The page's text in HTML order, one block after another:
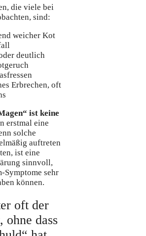
die viele bei
sind:
weicher Kot
deutlich
Erbrechen, oft
ist keine
erstmal eine
solche
auftreten
ist eine
sinnvoll,
Symptome sehr
können.
oft der
ohne dass